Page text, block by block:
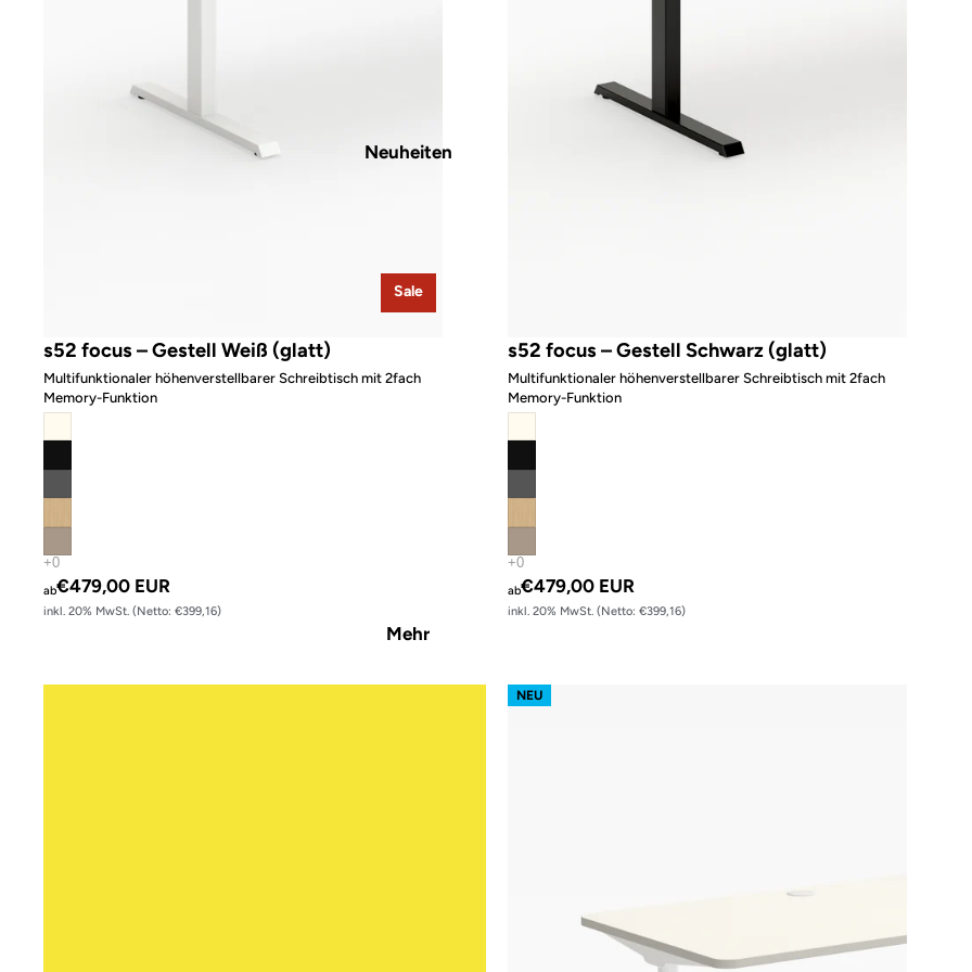
Neuheiten
Sale
Mehr
s52 focus – Gestell Weiß (glatt)
Multifunktionaler höhenverstellbarer Schreibtisch mit 2fach
Memory-Funktion
ab€479,00 EUR
inkl. 20% MwSt. (Netto: €399,16)
s52 focus – Gestell Schwarz (glatt)
Multifunktionaler höhenverstellbarer Schreibtisch mit 2fach
Memory-Funktion
ab€479,00 EUR
inkl. 20% MwSt. (Netto: €399,16)
s62 prime – Gestell Weiß (glatt)
NEU